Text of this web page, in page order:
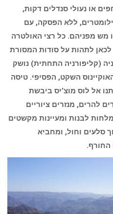
או נעולי סנדלים דקות,
ללא הפסקה, עם
מש מפניהם. כל רצי האולטרה
ה-21 מגיעים לכאן לתהות על סודות המסורת
(קליפורניה התחתית) נושק
השקט, הפסיפי. טיסה
אל לוס מוצ’יס ביבשת
להרים, מנזרים ציוריים
לבנות ומעיינות מקשטים
סלעים וחול, ומחביא
החורף.